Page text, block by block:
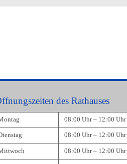
des Rathauses
08:00 Uhr – 12:00 Uhr
08:00 Uhr – 12:00 Uhr
08:00 Uhr – 12:00 Uhr